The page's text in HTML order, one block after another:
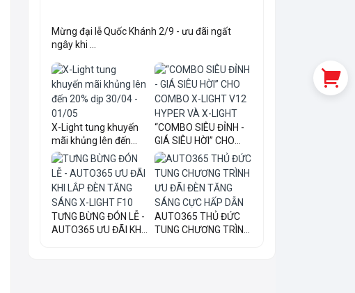
Mừng đại lễ Quốc Khánh 2/9 - ưu đãi ngất
ngây khi ...
X-Light tung khuyến
mãi khủng lên đến
20...
“COMBO SIÊU ĐỈNH -
GIÁ SIÊU HỜI” CHO
COM...
TƯNG BỪNG ĐÓN LỄ -
AUTO365 ƯU ĐÃI KHI
AUTO365 THỦ ĐỨC
TUNG CHƯƠNG TRÌNH